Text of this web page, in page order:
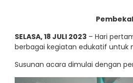
SELASA, 18 JULI 2023 – Hari
berbagai kegiatan edukatif untuk
Susunan acara dimulai dengan